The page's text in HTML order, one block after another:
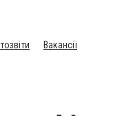
Вакансії